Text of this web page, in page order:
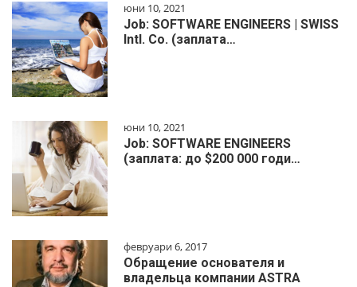
юни 10, 2021
Job: SOFTWARE ENGINEERS | SWISS
Intl. Co. (заплата…
юни 10, 2021
Job: SOFTWARE ENGINEERS
(заплата: до $200 000 годи…
февруари 6, 2017
Обращение основателя и
владельца компании ASTRA